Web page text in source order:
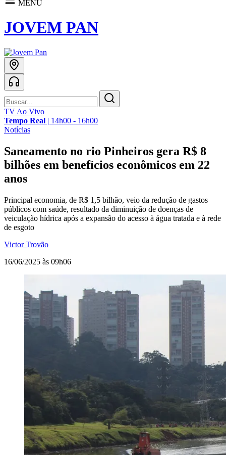
MENU
JOVEM PAN
TV Ao Vivo
Tempo Real | 14h00 - 16h00
Notícias
Saneamento no rio Pinheiros gera R$ 8
bilhões em benefícios econômicos em 22
anos
Principal economia, de R$ 1,5 bilhão, veio da redução de gastos
públicos com saúde, resultado da diminuição de doenças de
veiculação hídrica após a expansão do acesso à água tratada e à rede
de esgoto
Victor Trovão
16/06/2025 às 09h06